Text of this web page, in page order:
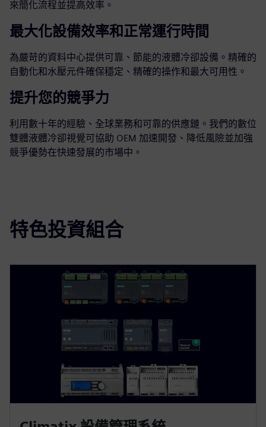
來簡化流程並提高效率。
最大化設備效率和正常運行時間
為嚴苛的資料中心提供可靠、節能的液體冷卻設備。精確的
自動化和水壓元件確保穩定、精確的操作和最大可用性。
提升您的競爭力
利用數十年的經驗、全球業務和可靠的供應鏈。我們的數位
雙體液體冷卻視覺可協助 OEM 加速開發、降低風險並加強
競爭優勢在快速發展的市場中。
特色投資組合